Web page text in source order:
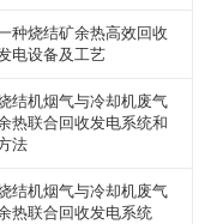
种烧结矿余热高效回收
电设备及工艺
结机烟气与冷却机废气
热联合回收发电系统和
法
结机烟气与冷却机废气
热联合回收发电系统